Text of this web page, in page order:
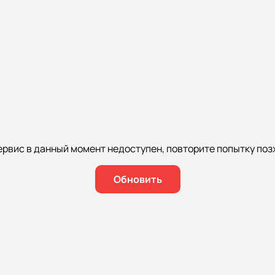
в данный момент недоступен, повторите попытку
Обновить